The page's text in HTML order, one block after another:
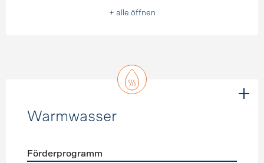
+ alle öffnen
Warmwasser
Förderprogramm